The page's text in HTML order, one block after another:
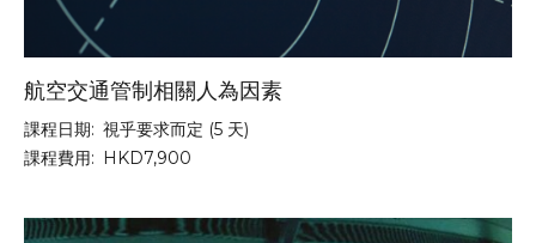
航空交通管制相關人為因素
課程日期: 視乎要求而定 (5 天)
課程費用: HKD7,900